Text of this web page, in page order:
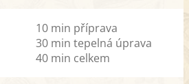
10 min příprava
30 min tepelná úprava
40 min celkem